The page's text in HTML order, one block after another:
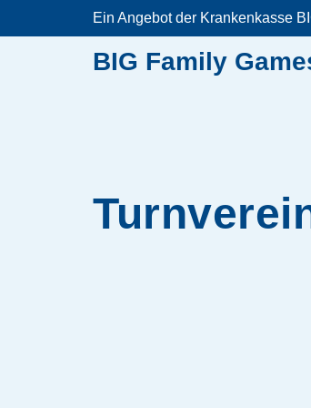
Inhalt
Ein Angebot der Krankenkasse
BIG Family